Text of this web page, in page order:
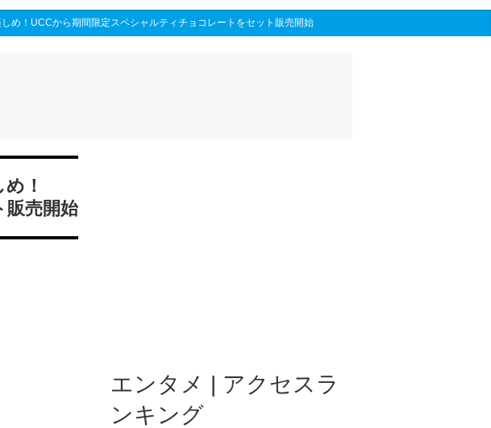
め！UCCから期間限定スペシャルティチョコレートをセット販売開始
！
販売開始
エンタメ | アクセスラ
ンキング